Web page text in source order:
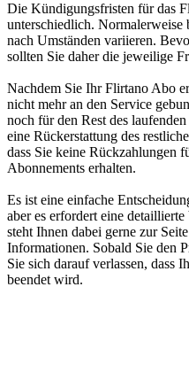
Die Kündigungsfristen für das
unterschiedlich. Normalerweise
nach Umständen variieren.
sollten Sie daher die jeweilige
Nachdem Sie Ihr Flirtano Abo
nicht mehr an den Service
noch für den Rest des
eine Rückerstattung des
dass Sie keine Rückzahlungen
Abonnements erhalten.
Es ist eine einfache
aber es erfordert eine
steht Ihnen dabei gerne zur
Informationen. Sobald Sie den
Sie sich darauf verlassen, dass
beendet wird.